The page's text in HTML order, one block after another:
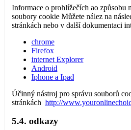
Informace o prohlížečích ao způsobu
soubory cookie Můžete nález na
stránkách nebo v další dokumentaci
chrome
Firefox
internet Explorer
Android
Iphone a Ipad
Účinný nástroj pro správu souborů
stránkách http://
5.4. odkazy